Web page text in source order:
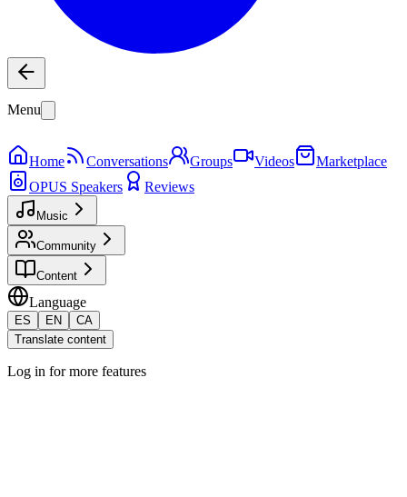
Menu
Home Conversations Groups Videos
Marketplace
OPUS Speakers
Reviews
Music
Community
Content
Language
ES EN
CA
Translate content
Log in for more features